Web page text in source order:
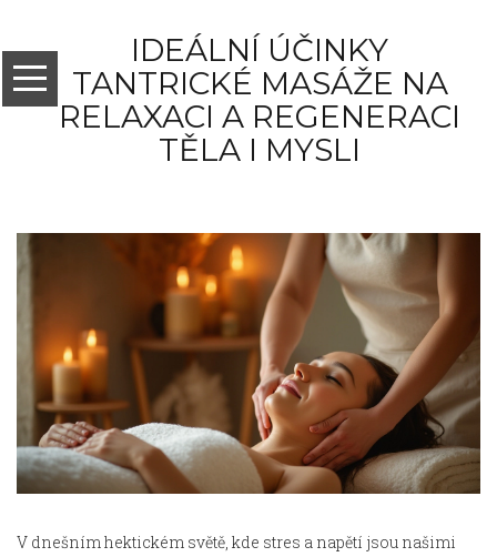
IDEÁLNÍ ÚČINKY
TANTRICKÉ MASÁŽE NA
RELAXACI A REGENERACI
TĚLA I MYSLI
V dnešním hektickém světě, kde stres a napětí jsou našimi